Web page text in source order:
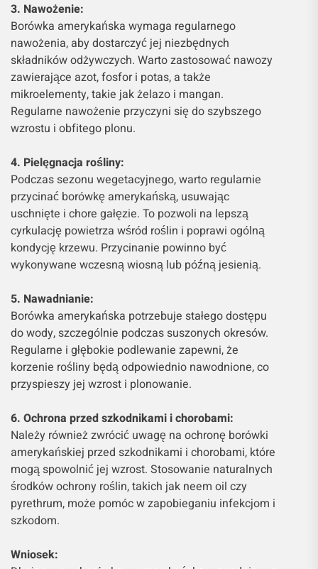
3. Nawożenie:
Borówka amerykańska wymaga regularnego
nawożenia, aby dostarczyć jej niezbędnych
składników odżywczych. Warto zastosować nawozy
zawierające azot, fosfor i potas, a także
mikroelementy, takie jak żelazo i mangan.
Regularne nawożenie przyczyni się do szybszego
wzrostu i obfitego plonu.
4. Pielęgnacja rośliny:
Podczas sezonu wegetacyjnego, warto regularnie
przycinać borówkę amerykańską, usuwając
uschnięte i chore gałęzie. To pozwoli na lepszą
cyrkulację powietrza wśród roślin i poprawi ogólną
kondycję krzewu. Przycinanie powinno być
wykonywane wczesną wiosną lub późną jesienią.
5. Nawadnianie:
Borówka amerykańska potrzebuje stałego dostępu
do wody, szczególnie podczas suszonych okresów.
Regularne i głębokie podlewanie zapewni, że
korzenie rośliny będą odpowiednio nawodnione, co
przyspieszy jej wzrost i plonowanie.
6. Ochrona przed szkodnikami i chorobami:
Należy również zwrócić uwagę na ochronę borówki
amerykańskiej przed szkodnikami i chorobami, które
mogą spowolnić jej wzrost. Stosowanie naturalnych
środków ochrony roślin, takich jak neem oil czy
pyrethrum, może pomóc w zapobieganiu infekcjom i
szkodom.
Wniosek: